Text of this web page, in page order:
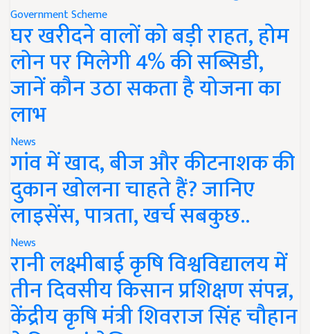
Government Scheme
घर खरीदने वालों को बड़ी राहत, होम
लोन पर मिलेगी 4% की सब्सिडी,
जानें कौन उठा सकता है योजना का
लाभ
News
गांव में खाद, बीज और कीटनाशक की
दुकान खोलना चाहते हैं? जानिए
लाइसेंस, पात्रता, खर्च सबकुछ..
News
रानी लक्ष्मीबाई कृषि विश्वविद्यालय में
तीन दिवसीय किसान प्रशिक्षण संपन्न,
केंद्रीय कृषि मंत्री शिवराज सिंह चौहान